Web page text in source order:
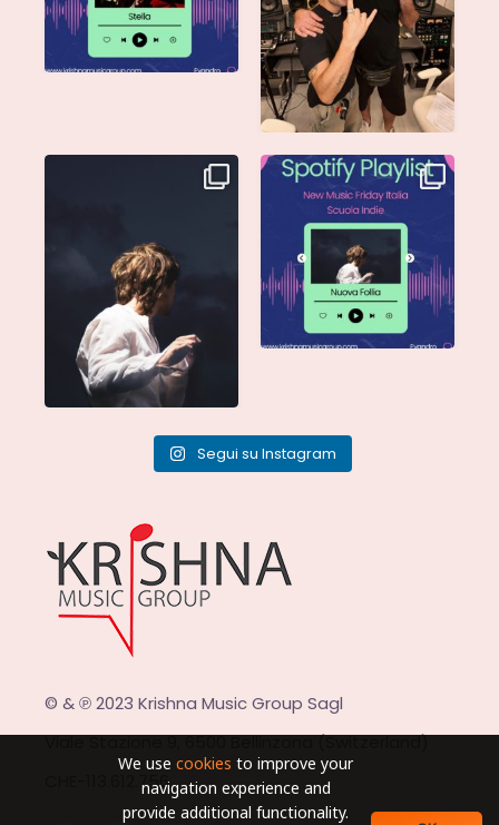
We use cookies to improve your
navigation experience and
provide additional functionality.
Singolo: Nuova Follia
Nuova Follia è finalmente
vostra e sta già
Segui su Instagram
© & ℗ 2023 Krishna Music Group Sagl
Viale Stazione 9, 6500 Bellinzona (Switzerland)
CHE-113.612.756